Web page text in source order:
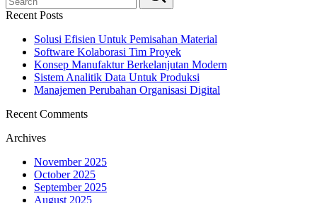
Recent Posts
Solusi Efisien Untuk Pemisahan Material
Software Kolaborasi Tim Proyek
Konsep Manufaktur Berkelanjutan Modern
Sistem Analitik Data Untuk Produksi
Manajemen Perubahan Organisasi Digital
Recent Comments
Archives
November 2025
October 2025
September 2025
August 2025